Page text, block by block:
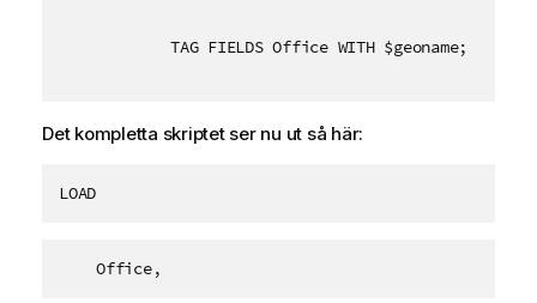
TAG FIELDS Office WITH $geoname;
Det kompletta skriptet ser nu ut så här:
LOAD
    Office,